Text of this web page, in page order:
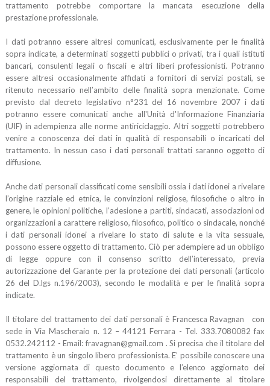
trattamento potrebbe comportare la mancata esecuzione della
prestazione professionale.
I dati potranno essere altresì comunicati, esclusivamente per le finalità
sopra indicate, a determinati soggetti pubblici o privati, tra i quali istituti
bancari, consulenti legali o fiscali e altri liberi professionisti. Potranno
essere altresì occasionalmente affidati a fornitori di servizi postali, se
ritenuto necessario nell’ambito delle finalità sopra menzionate. Come
previsto dal decreto legislativo n°231 del 16 novembre 2007 i dati
potranno essere comunicati anche all'Unità d'Informazione Finanziaria
(UIF) in adempienza alle norme antiriciclaggio. Altri soggetti potrebbero
venire a conoscenza dei dati in qualità di responsabili o incaricati del
trattamento. In nessun caso i dati personali trattati saranno oggetto di
diffusione.
Anche dati personali classificati come sensibili ossia i dati idonei a rivelare
l’origine razziale ed etnica, le convinzioni religiose, filosofiche o altro in
genere, le opinioni politiche, l’adesione a partiti, sindacati, associazioni od
organizzazioni a carattere religioso, filosofico, politico o sindacale, nonché
i dati personali idonei a rivelare lo stato di salute e la vita sessuale,
possono essere oggetto di trattamento. Ciò per adempiere ad un obbligo
di legge oppure con il consenso scritto dell’interessato, previa
autorizzazione del Garante per la protezione dei dati personali (articolo
26 del D.lgs n.196/2003), secondo le modalità e per le finalità sopra
indicate.
Il titolare del trattamento dei dati personali è Francesca Ravagnan con
sede in Via Mascheraio n. 12 – 44121 Ferrara - Tel. 333.7080082 fax
0532.242112 - Email: fravagnan@gmail.com . Si precisa che il titolare del
trattamento è un singolo libero professionista. E’ possibile conoscere una
versione aggiornata di questo documento e l’elenco aggiornato dei
responsabili del trattamento, rivolgendosi direttamente al titolare